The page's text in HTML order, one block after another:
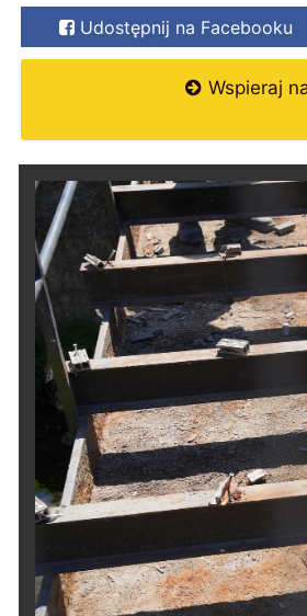
Udostępnij na Facebooku
Wspieraj